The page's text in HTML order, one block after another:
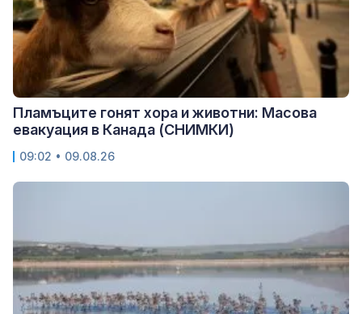
Пламъците гонят хора и животни: Масова
евакуация в Канада (СНИМКИ)
09:02 • 09.08.26